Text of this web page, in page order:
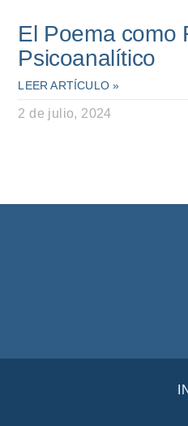
El Poema como
Psicoanalítico
LEER ARTÍCULO »
2 de julio, 2024